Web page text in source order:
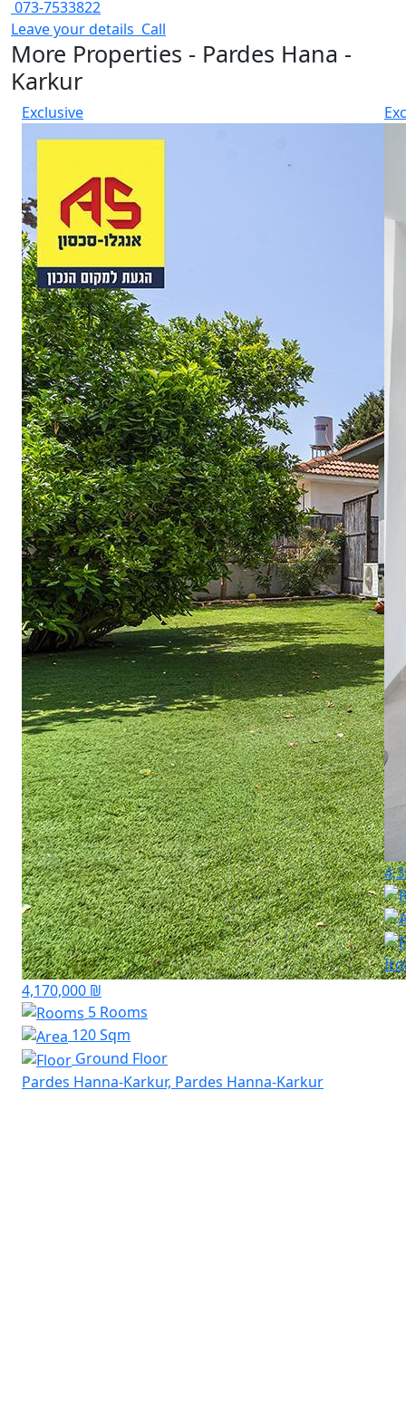
073-7533822
Leave your details Call
More Properties - Pardes Hana -
Karkur
Exclusive
4,170,000 ₪
5 Rooms
120 Sqm
Ground Floor
Pardes Hanna-Karkur, Pardes Hanna-Karkur